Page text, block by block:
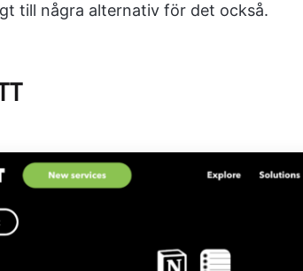
till några alternativ för det också.